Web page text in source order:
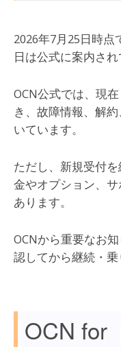
2026年7月25日時点
日は公式に案内され
OCN公式では、現
き、故障情報、解
いています。
ただし、新規受付
金やオプション、
あります。
OCNから重要なお
認してから継続・乗
OCN for